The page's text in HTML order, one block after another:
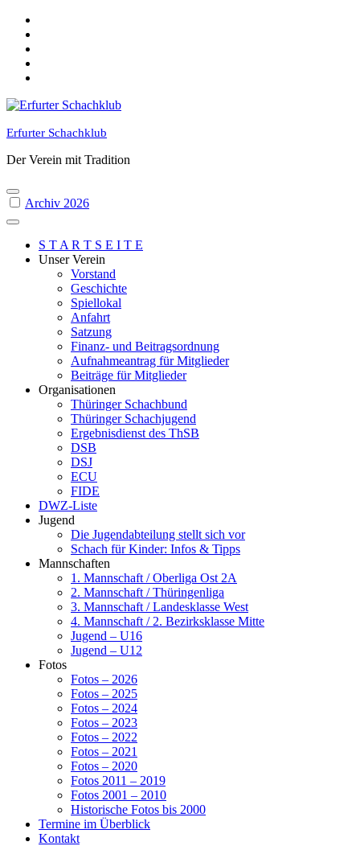
Skip
content
Erfurter Schachklub
Der Verein mit Tradition
Archiv 2026
S T A R T S E I T E
Unser Verein
Vorstand
Geschichte
Spiellokal
Anfahrt
Satzung
Finanz- und Beitragsordnung
Aufnahmeantrag für Mitglieder
Beiträge für Mitglieder
Organisationen
Thüringer Schachbund
Thüringer Schachjugend
Ergebnisdienst des ThSB
DSB
DSJ
ECU
FIDE
DWZ-Liste
Jugend
Die Jugendabteilung stellt sich vor
Schach für Kinder: Infos & Tipps
Mannschaften
1. Mannschaft / Oberliga Ost 2A
2. Mannschaft / Thüringenliga
3. Mannschaft / Landesklasse West
4. Mannschaft / 2. Bezirksklasse Mitte
Jugend – U16
Jugend – U12
Fotos
Fotos – 2026
Fotos – 2025
Fotos – 2024
Fotos – 2023
Fotos – 2022
Fotos – 2021
Fotos – 2020
Fotos 2011 – 2019
Fotos 2001 – 2010
Historische Fotos bis 2000
Termine im Überblick
Kontakt